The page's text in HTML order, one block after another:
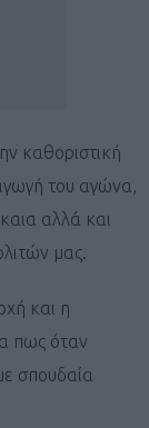
καθοριστική
του αγώνα,
αλλά και
μας.
και η
πως όταν
σπουδαία